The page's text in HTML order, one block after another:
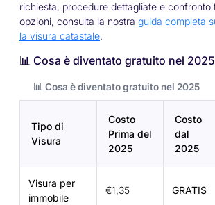
richiesta, procedure dettagliate e confronto
opzioni, consulta la nostra guida completa
la visura catastale.
📊 Cosa è diventato gratuito nel 2025
📊 Cosa è diventato gratuito nel 2025
Tipo di
Visura
Costo
Prima del
2025
Costo
dal
2025
Visura per
immobile
€1,35 GRATIS